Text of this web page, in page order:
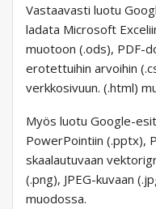
Vastaavasti luotu
ladata Microsoft
muotoon (.ods), PDF-
erotettuihin arvoihin
verkkosivuun. (.html)
Myös luotu Google-
PowerPointiin (.pptx),
skaalautuvaan
(.png), JPEG-kuvaan
muodossa.